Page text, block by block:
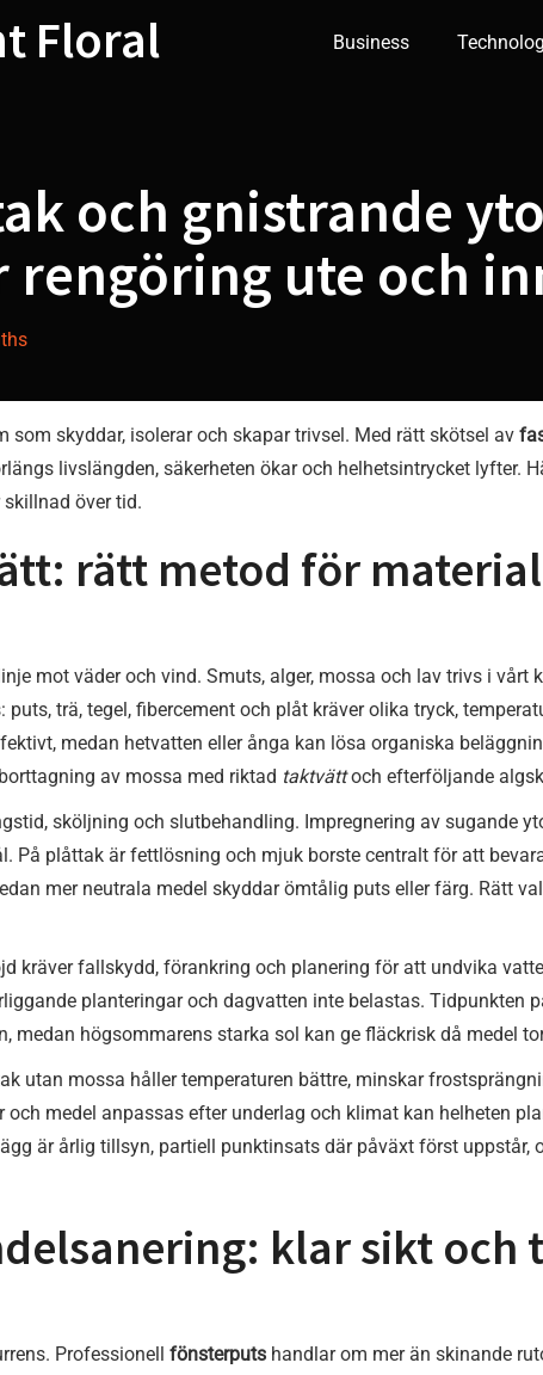
Floral
Business
och gnistrande
ute och
som skyddar, isolerar och skapar trivsel. Med rätt skötsel av
livslängden, säkerheten ökar och helhetsintrycket lyfter.
över tid.
rätt metod för
mot väder och vind. Smuts, alger, mossa och lav trivs i vårt
trä, tegel, fibercement och plåt kräver olika tryck,
medan hetvatten eller ånga kan lösa organiska
av mossa med riktad taktvättoch efterföljande
sköljning och slutbehandling. Impregnering av sugande
På plåttak är fettlösning och mjuk borste centralt för att
mer neutrala medel skyddar ömtålig puts eller färg. Rätt
kräver fallskydd, förankring och planering för att undvika
planteringar och dagvatten inte belastas. Tidpunkten
medan högsommarens starka sol kan ge fläckrisk då medel
utan mossa håller temperaturen bättre, minskar
och medel anpassas efter underlag och klimat kan helheten
är årlig tillsyn, partiell punktinsats där påväxt först uppstår,
klar sikt och
Professionell fönsterputs handlar om mer än skinande